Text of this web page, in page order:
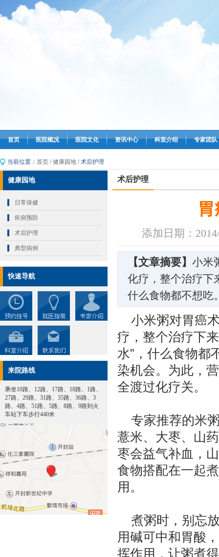
首页 医院概况 医院文化 资讯中心 科室介绍 专家团队
当前位置： 首页 /健康园地 / 术后护理
健康园地
日常保健
疾病预防
术后护理
典型病例
快速导航
来院路线
乘坐10路、12路、17路、18路、1路、
27路、29路、31路、35路、36路、3
路、4路、51路、5路、8路、9路到火
车站下车步行440米
术后护理
添加日期：
【文章摘要】 小米
化疗，整个治疗下
什么食物都不想吃
小米粥对胃癌
疗，整个治疗下来
水”，什么食物都
染机会。为此，
全渡过化疗关。
专家推荐的米
薏米、大枣、山
枣会益气补血，
食物搭配在一起
用。
煮粥时，别忘
用碱可中和胃酸
挥作用，让粥煮